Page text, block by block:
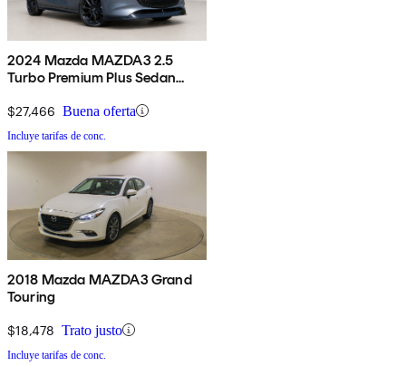
2024 Mazda MAZDA3 2.5
Turbo Premium Plus Sedan
$27,466 Buena oferta
Incluye tarifas de conc.
2018 Mazda MAZDA3 Grand
Touring
$18,478 Trato justo
Incluye tarifas de conc.